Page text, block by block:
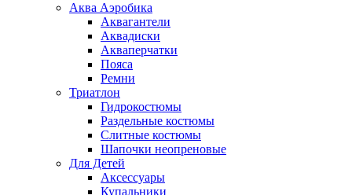
Аква Аэробика
Аквагантели
Аквадиски
Акваперчатки
Пояса
Ремни
Триатлон
Гидрокостюмы
Раздельные костюмы
Слитные костюмы
Шапочки неопреновые
Для Детей
Аксессуары
Купальники